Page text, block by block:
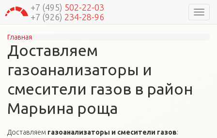
+7 (495) 502-22-03
+7 (926) 234-28-96
Вы здесь
Главная
Доставляем
газоанализаторы и
смесители газов в район
Марьина роща
Доставляем газоанализаторы и смесители газов: